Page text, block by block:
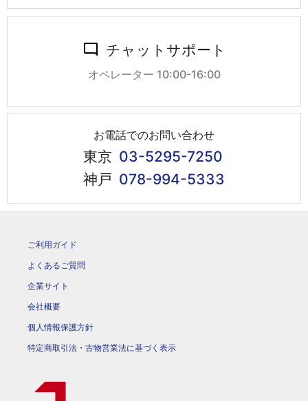
チャットサポート
オペレーター 10:00-16:00
お電話でのお問い合わせ
東京 03-5295-7250
神戸 078-994-5333
ご利用ガイド
よくあるご質問
企業サイト
会社概要
個人情報保護方針
特定商取引法・古物営業法に基づく表示